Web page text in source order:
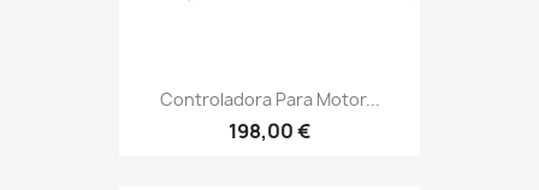
Controladora Para Motor...
198,00 €